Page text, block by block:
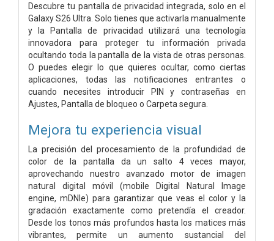
Descubre tu pantalla de privacidad integrada, solo en el
Galaxy S26 Ultra. Solo tienes que activarla manualmente
y la Pantalla de privacidad utilizará una tecnología
innovadora para proteger tu información privada
ocultando toda la pantalla de la vista de otras personas.
O puedes elegir lo que quieres ocultar, como ciertas
aplicaciones, todas las notificaciones entrantes o
cuando necesites introducir PIN y contraseñas en
Ajustes, Pantalla de bloqueo o Carpeta segura.
Mejora tu experiencia visual
La precisión del procesamiento de la profundidad de
color de la pantalla da un salto 4 veces mayor,
aprovechando nuestro avanzado motor de imagen
natural digital móvil (mobile Digital Natural Image
engine, mDNIe) para garantizar que veas el color y la
gradación exactamente como pretendía el creador.
Desde los tonos más profundos hasta los matices más
vibrantes, permite un aumento sustancial del